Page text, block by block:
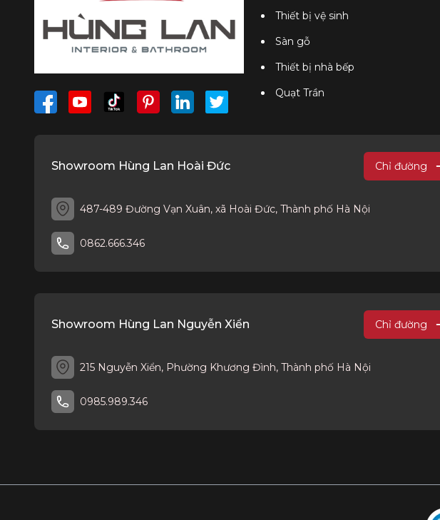
Thiết bị vệ sinh
Sàn gỗ
Thiết bị nhà bếp
Quạt Trần
Showroom Hùng Lan Hoài Đức Chỉ đường
487-489 Đường Vạn Xuân, xã Hoài Đức, Thành phố Hà Nội
0862.666.346
Showroom Hùng Lan Nguyễn Xiển Chỉ đường
215 Nguyễn Xiển, Phường Khương Đình, Thành phố Hà Nội
0985.989.346